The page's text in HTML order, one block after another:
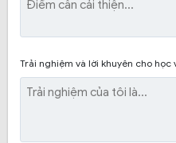
Bản sao CMND
10 tấm ảnh thẻ
Giấy khám sức khỏe
Nếu có thời gian bạn có
Trải nghiệm và lời khuyên cho học